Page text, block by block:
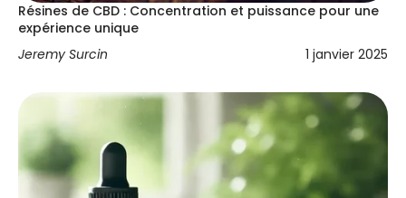
Résines de CBD : Concentration et puissance pour une
expérience unique
Jeremy Surcin
1 janvier 2025